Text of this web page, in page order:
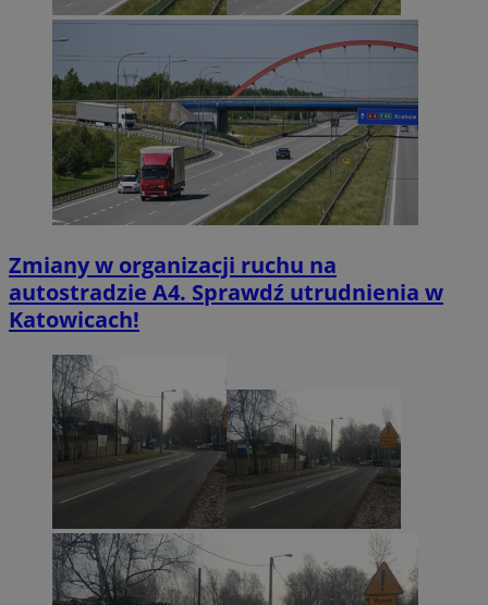
Zmiany w organizacji ruchu na
autostradzie A4. Sprawdź utrudnienia w
Katowicach!